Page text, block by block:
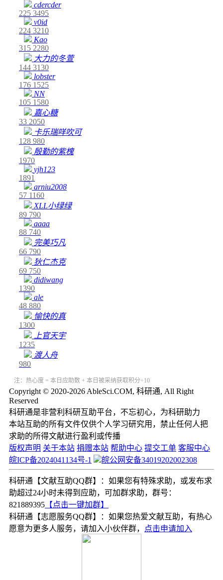
cdercder
225 3495
v0id
224 3210
Kao
315 2280
大力的冬萱
144 3130
lobster
176 1525
NN
105 1580
嘉心糖
33 2050
卡乐瑞咩吹可
128 980
殷勤的紫槐
1970
yjh123
1891
arniu2008
57 1160
XLL小绿绿
89 790
aaaa
88 740
完美巧凡
66 790
狄仁杰克
69 750
didiwang
1390
ale
48 880
愉快的真
1300
上官天宇
1235
渡人舟
980
注：热心度 = 本日应助数 + 本日被采纳获取积分÷10
Copyright © 2020-2026 AbleSci.COM, 科研通, All Right
Reserved
科研通是非营利科研互助平台，不忘初心，为科研助力
本站互助的所有文件仅供个人学习研究用，禁止任何人把
求助的所得文献进行盈利或传播
版权声明 关于本站 捐赠本站 帮助中心 提交工单 客服中心
皖ICP备2024041134号-1
皖公网安备34019202002308
科研通【文献互助QQ群】：如果您有特殊求助，或发布求
助超过24小时未得到应助，可加群求助，群号：
821889395 【点击一键加群】
科研通【志愿服务QQ群】：如果您热爱文献互助，有热心
愿意为更多人服务，请加入小伙伴群，
点击申请加入